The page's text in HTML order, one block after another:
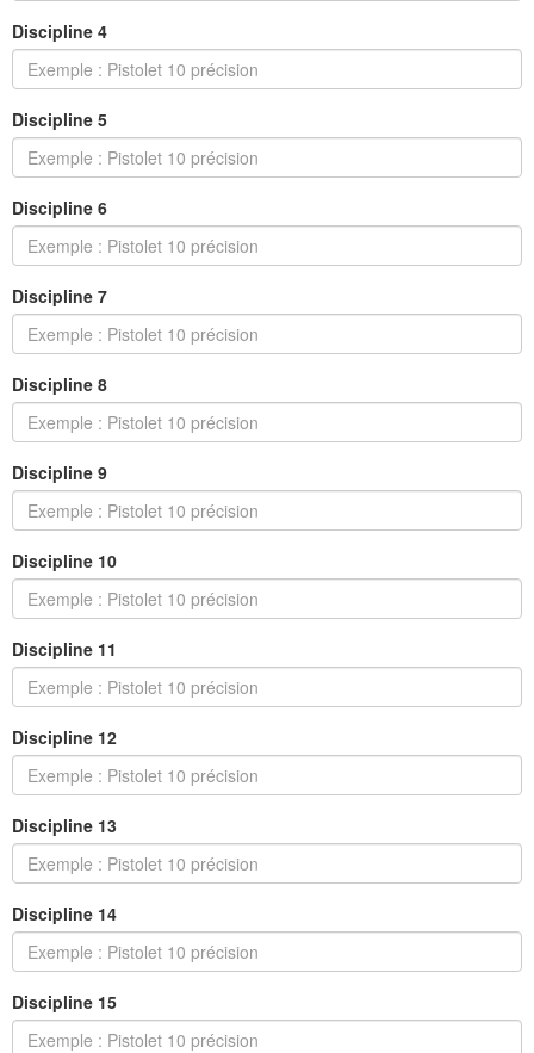
Discipline 4
Discipline 5
Discipline 6
Discipline 7
Discipline 8
Discipline 9
Discipline 10
Discipline 11
Discipline 12
Discipline 13
Discipline 14
Discipline 15